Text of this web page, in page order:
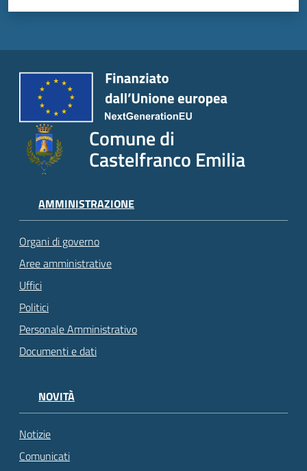
gli
Seguici
Comune di
Castelfranco Emilia
AMMINISTRAZIONE
Organi di governo
Aree amministrative
Uffici
Politici
Personale Amministrativo
Documenti e dati
NOVITÀ
Notizie
Comunicati